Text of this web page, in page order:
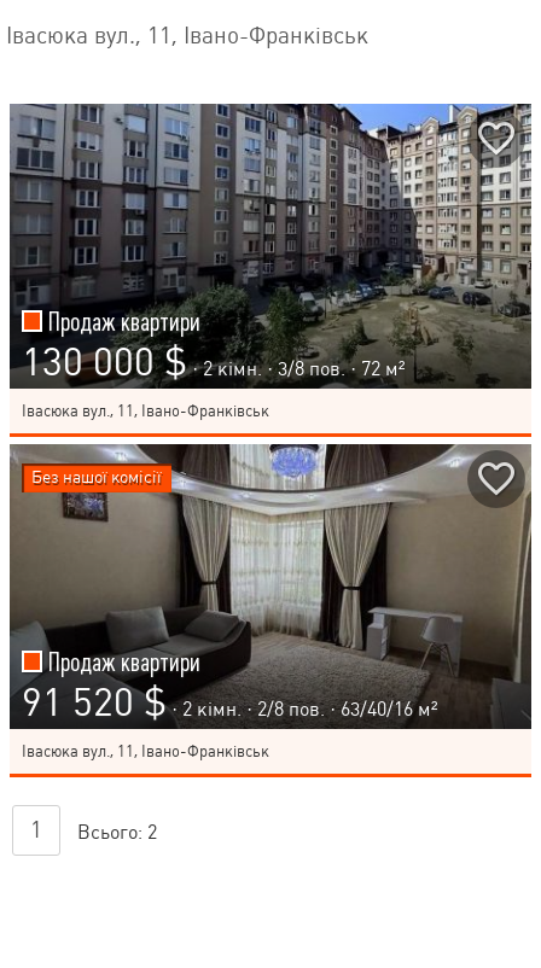
Івасюка вул., 11, Івано-Франківськ
Продаж квартири
130 000 $ · 2 кімн. ·3/8пов. · 72 м²
Івасюка вул., 11, Івано-Франківськ
Продаж квартири
91 520 $ · 2 кімн. ·2/8пов. · 63/40/16 м²
Івасюка вул., 11, Івано-Франківськ
Без нашої комісії
1 Всього: 2